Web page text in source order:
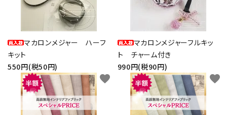
マカロンメジャー ハーフ
キット
550円(税50円)
マカロンメジャーフルキッ
ト チャーム付き
990円(税90円)
favorite favorite